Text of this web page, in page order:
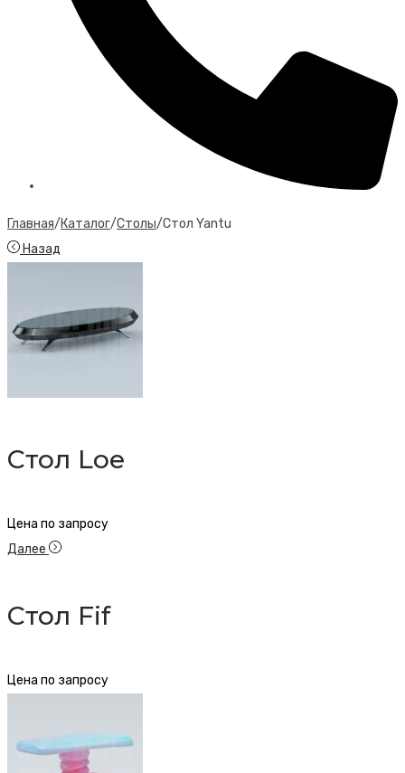
Главная/Каталог/Столы/Стол Yantu
Назад
Стол Loe
Цена по запросу
Далее
Стол Fif
Цена по запросу